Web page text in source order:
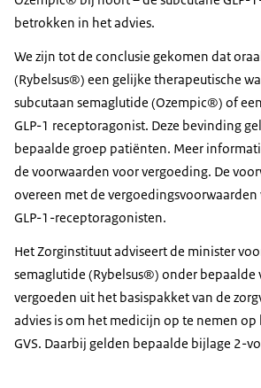
betrokken in het advies.
We zijn tot de conclusie gekomen dat
(Rybelsus®) een gelijke therapeutische
subcutaan semaglutide (Ozempic®) of
GLP-1 receptoragonist. Deze bevinding
bepaalde groep patiënten. Meer
de voorwaarden voor vergoeding. De
overeen met de vergoedingsvoorwaarden
GLP-1-receptoragonisten.
Het Zorginstituut adviseert de minister
semaglutide (Rybelsus®) onder bepaalde
vergoeden uit het basispakket van de
advies is om het medicijn op te nemen op
GVS. Daarbij gelden bepaalde bijlage 2-